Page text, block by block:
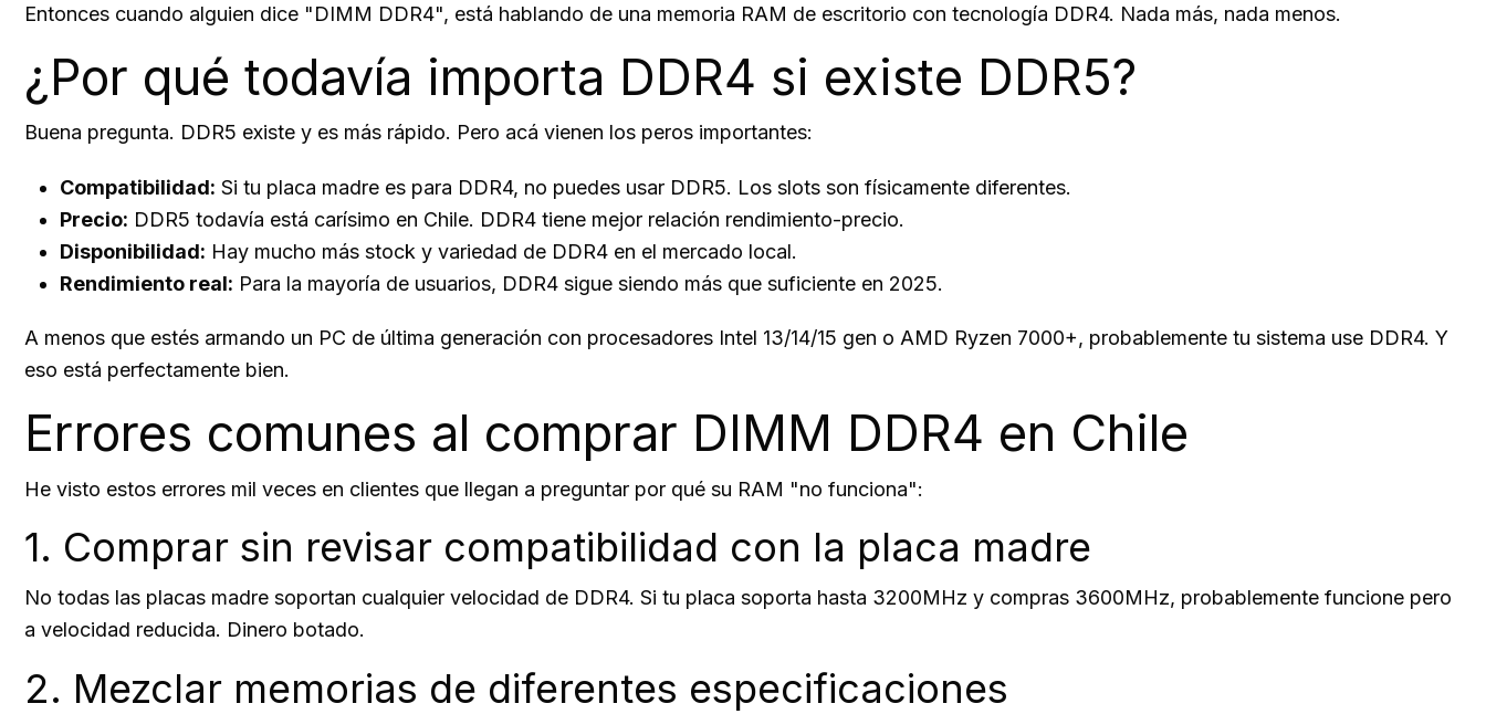
Entonces cuando alguien dice "DIMM DDR4", está hablando de una memoria RAM de escritorio con tecnología DDR4. Nada más, nada menos.
¿Por qué todavía importa DDR4 si existe DDR5?
Buena pregunta. DDR5 existe y es más rápido. Pero acá vienen los peros importantes:
Compatibilidad: Si tu placa madre es para DDR4, no puedes usar DDR5. Los slots son físicamente diferentes.
Precio: DDR5 todavía está carísimo en Chile. DDR4 tiene mejor relación rendimiento-precio.
Disponibilidad: Hay mucho más stock y variedad de DDR4 en el mercado local.
Rendimiento real: Para la mayoría de usuarios, DDR4 sigue siendo más que suficiente en 2025.
A menos que estés armando un PC de última generación con procesadores Intel 13/14/15 gen o AMD Ryzen 7000+, probablemente tu sistema use DDR4. Y
eso está perfectamente bien.
Errores comunes al comprar DIMM DDR4 en Chile
He visto estos errores mil veces en clientes que llegan a preguntar por qué su RAM "no funciona":
1. Comprar sin revisar compatibilidad con la placa madre
No todas las placas madre soportan cualquier velocidad de DDR4. Si tu placa soporta hasta 3200MHz y compras 3600MHz, probablemente funcione pero
a velocidad reducida. Dinero botado.
2. Mezclar memorias de diferentes especificaciones